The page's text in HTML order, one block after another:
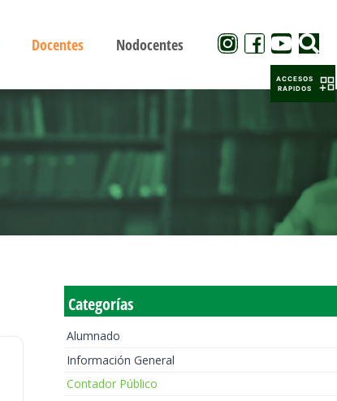
Docentes Nodocentes
Categorías
Alumnado
Información General
Contador Público
ACCESOS
RAPIDOS